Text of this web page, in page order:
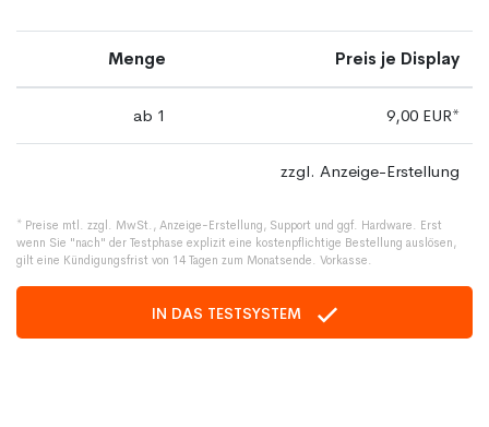
Menge Preis je Display
ab 1 9,00 EUR*
zzgl. Anzeige-Erstellung
* Preise mtl. zzgl. MwSt., Anzeige-Erstellung, Support und ggf. Hardware. Erst
wenn Sie "nach" der Testphase explizit eine kostenpflichtige Bestellung auslösen,
gilt eine Kündigungsfrist von 14 Tagen zum Monatsende. Vorkasse.
IN DAS TESTSYSTEM